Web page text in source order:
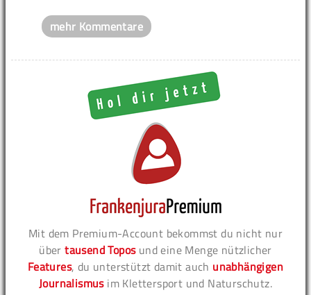
mehr Kommentare
Mit dem Premium-Account bekommst du nicht nur
übertausend Toposund eine Menge nützlicher
Features, du unterstützt damit auch unabhängigen
Journalismusim Klettersport und Naturschutz.